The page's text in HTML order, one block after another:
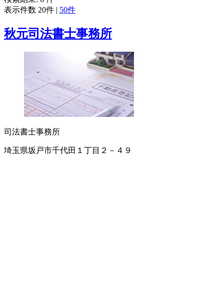
表示件数 20件 | 50件
秋元司法書士事務所
司法書士事務所
埼玉県坂戸市千代田１丁目２－４９